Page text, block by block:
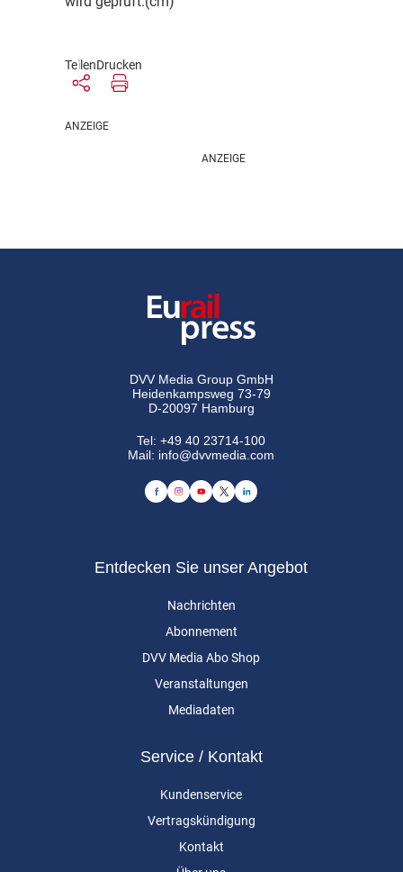
TeilenDrucken
DVV Media Group GmbH
Heidenkampsweg 73-79
D-20097 Hamburg
Tel:+49 40 23714-100
Mail: info@dvvmedia.com
Entdecken Sie unser Angebot
Nachrichten
Abonnement
DVV Media Abo Shop
Veranstaltungen
Mediadaten
Service / Kontakt
Kundenservice
Vertragskündigung
Kontakt